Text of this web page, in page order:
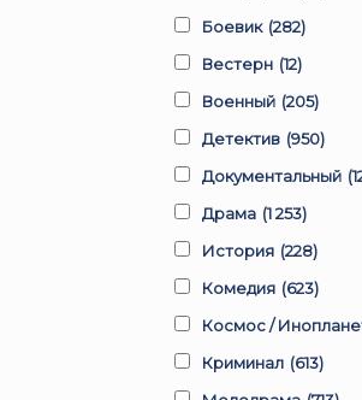
Боевик (282)
Вестерн (12)
Военный (205)
Детектив (950)
Документальный
Драма (1 253)
История (228)
Комедия (623)
Космос /
Криминал (613)